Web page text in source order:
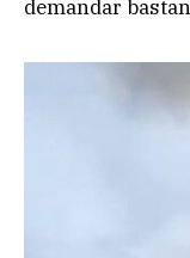
demandar